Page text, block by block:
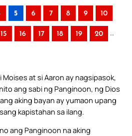
5 6 7 8 9 10
15 16 17 18 19 20 ..
at si Aaron ay nagsipasok,
ang sabi ng Panginoon, ng Dios
aking bayan ay yumaon upang
kapistahan sa ilang.
ang Panginoon na aking